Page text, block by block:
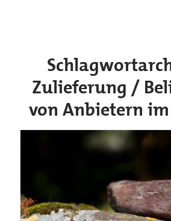
Zulieferung /
von Anbietern